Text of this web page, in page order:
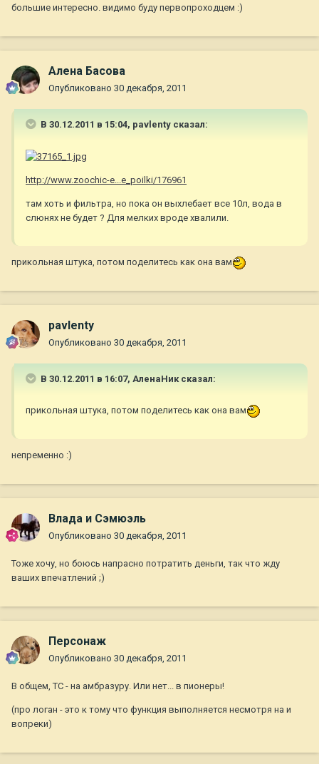
большие интересно. видимо буду первопроходцем :)
Алена Басова
Опубликовано 30 декабря, 2011
В 30.12.2011 в 15:04, pavlenty сказал:
http://www.zoochic-e...e_poilki/176961
там хоть и фильтра, но пока он выхлебает все 10л, вода в
слюнях не будет ? Для мелких вроде хвалили.
прикольная штука, потом поделитесь как она вам
pavlenty
Опубликовано 30 декабря, 2011
В 30.12.2011 в 16:07, АленаНик сказал:
прикольная штука, потом поделитесь как она вам
непременно :)
Влада и Сэмюэль
Опубликовано 30 декабря, 2011
Тоже хочу, но боюсь напрасно потратить деньги, так что жду
ваших впечатлений ;)
Персонаж
Опубликовано 30 декабря, 2011
В общем, ТС - на амбразуру. Или нет... в пионеры!
(про логан - это к тому что функция выполняется несмотря на и
вопреки)